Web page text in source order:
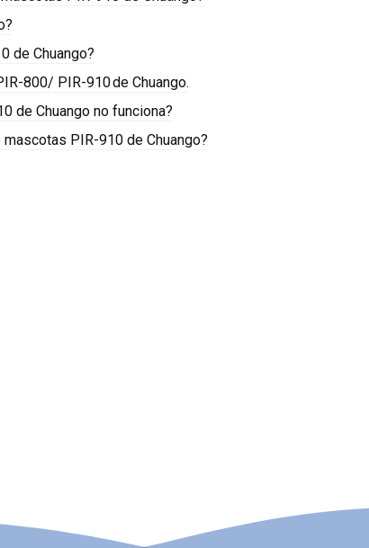
de Chuango?
800/ PIR-910 de Chuango.
de Chuango no funciona?
PIR-910 de Chuango?